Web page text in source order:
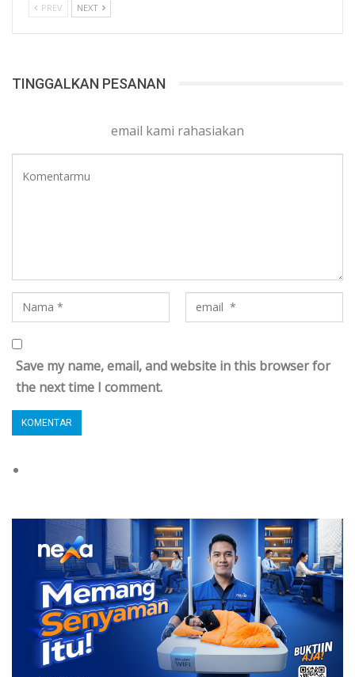
PREV NEXT
TINGGALKAN PESANAN
email kami rahasiakan
Save my name, email, and website in this browser for
the next time I comment.